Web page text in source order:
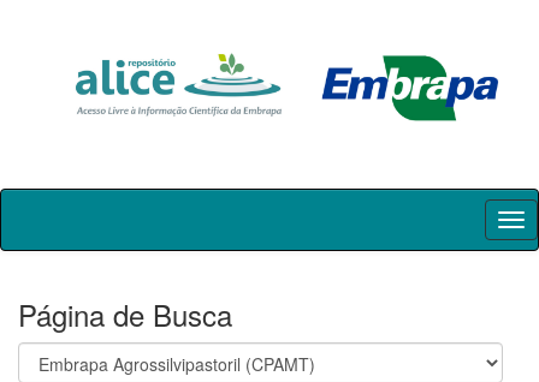
Skip
Página de Busca